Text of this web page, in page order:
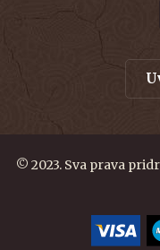
© 2023. Sva prava